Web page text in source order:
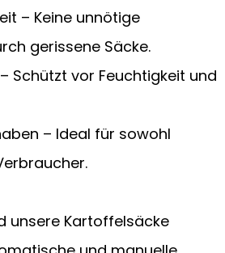
– Keine unnötige
gerissene Säcke.
Schützt vor Feuchtigkeit und
– Ideal für sowohl
unsere Kartoffelsäcke